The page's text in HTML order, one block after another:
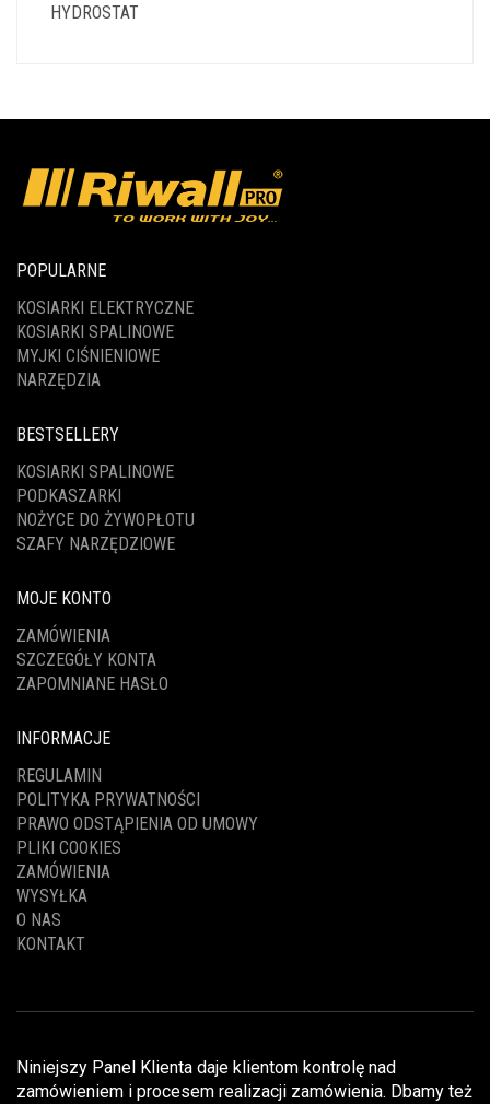
POPULARNE
KOSIARKI ELEKTRYCZNE
KOSIARKI SPALINOWE
MYJKI CIŚNIENIOWE
NARZĘDZIA
BESTSELLERY
KOSIARKI SPALINOWE
PODKASZARKI
NOŻYCE DO ŻYWOPŁOTU
SZAFY NARZĘDZIOWE
MOJE KONTO
ZAMÓWIENIA
SZCZEGÓŁY KONTA
ZAPOMNIANE HASŁO
INFORMACJE
REGULAMIN
POLITYKA PRYWATNOŚCI
PRAWO ODSTĄPIENIA OD UMOWY
PLIKI COOKIES
ZAMÓWIENIA
WYSYŁKA
O NAS
KONTAKT
Niniejszy Panel Klienta daje klientom kontrolę nad
zamówieniem i procesem realizacji zamówienia. Dbamy też